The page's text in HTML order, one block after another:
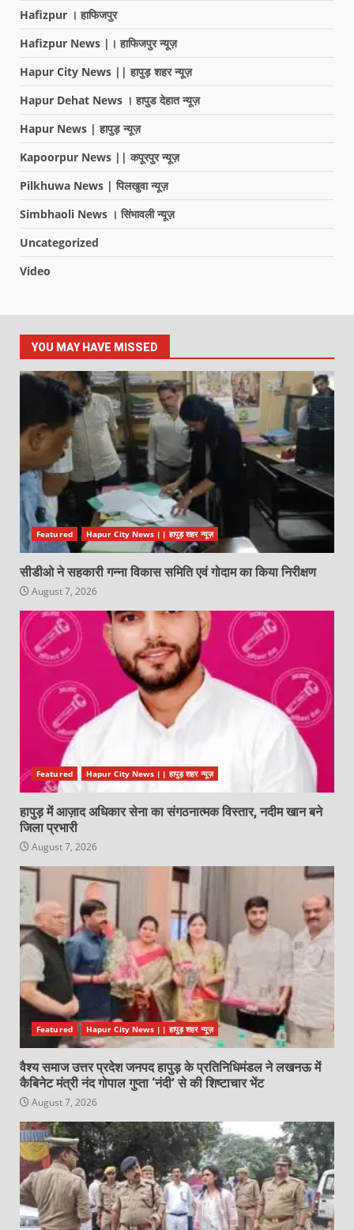
Hafizpur । हाफिजपुर
Hafizpur News |। हाफिजपुर न्यूज़
Hapur City News || हापुड़ शहर न्यूज़
Hapur Dehat News । हापुड देहात न्यूज़
Hapur News | हापुड़ न्यूज़
Kapoorpur News || कपूरपुर न्यूज़
Pilkhuwa News | पिलखुवा न्यूज़
Simbhaoli News । सिंभावली न्यूज़
Uncategorized
Video
YOU MAY HAVE MISSED
Featured Hapur City News || हापुड़ शहर न्यूज़
सीडीओ ने सहकारी गन्ना विकास समिति एवं गोदाम का किया निरीक्षण
August 7, 2026
Featured Hapur City News || हापुड़ शहर न्यूज़
हापुड़ में आज़ाद अधिकार सेना का संगठनात्मक विस्तार, नदीम खान बने
जिला प्रभारी
August 7, 2026
Featured Hapur City News || हापुड़ शहर न्यूज़
वैश्य समाज उत्तर प्रदेश जनपद हापुड़ के प्रतिनिधिमंडल ने लखनऊ में
कैबिनेट मंत्री नंद गोपाल गुप्ता ‘नंदी’ से की शिष्टाचार भेंट
August 7, 2026